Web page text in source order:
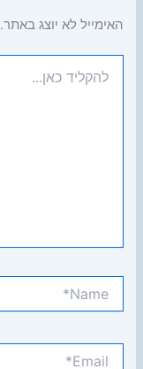
האימייל לא יוצג באתר.
כאן...